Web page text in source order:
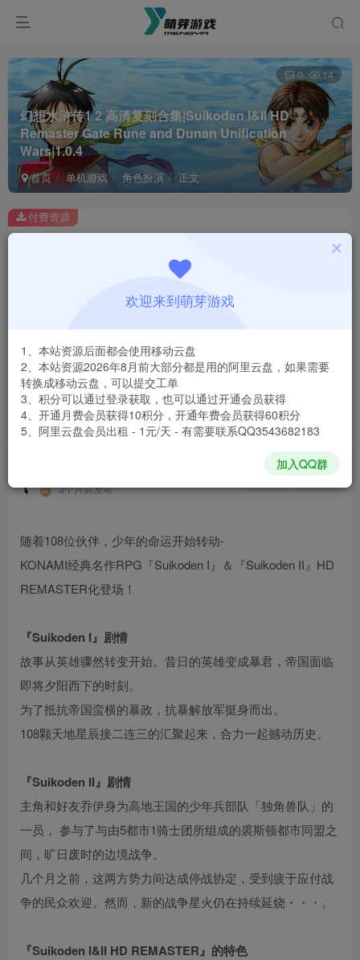
幻想水浒传1 2 高清复刻合集|Suikoden I&II HD
Remaster Gate Rune and Dunan Unification
Wars|1.0.4
首页 单机游戏 角色扮演 正文
0 14
此内容为付费资源，请付费后查看
￥1
免费
登录购买
安装包大小
游戏本体大小
10.25 GB
付费资源
3个月前发布
随着108位伙伴，少年的命运开始转动-
KONAMI经典名作RPG『Suikoden I』＆『Suikoden II』HD
REMASTER化登场！
『Suikoden I』剧情
故事从英雄骤然转变开始。昔日的英雄变成暴君，帝国面临
即将夕阳西下的时刻。
为了抵抗帝国蛮横的暴政，抗暴解放军挺身而出。
108颗天地星辰接二连三的汇聚起来，合力一起撼动历史。
『Suikoden II』剧情
主角和好友乔伊身为高地王国的少年兵部队「独角兽队」的
一员， 参与了与由5都市1骑士团所组成的裘斯顿都市同盟之
间，旷日废时的边境战争。
几个月之前，这两方势力间达成停战协定，受到疲于应付战
争的民众欢迎。然而，新的战争星火仍在持续延烧・・・。
『Suikoden I&II HD REMASTER』的特色
欢迎来到萌芽游戏
1、本站资源后面都会使用移动云盘
2、本站资源2026年8月前大部分都是用的阿里云盘，如果需要
转换成移动云盘，可以提交工单
3、积分可以通过登录获取，也可以通过开通会员获得
4、开通月费会员获得10积分，开通年费会员获得60积分
5、阿里云盘会员出租 - 1元/天 - 有需要联系QQ3543682183
加入QQ群